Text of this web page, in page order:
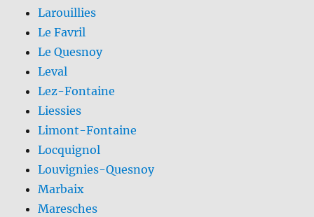
Larouillies
Le Favril
Le Quesnoy
Leval
Lez-Fontaine
Liessies
Limont-Fontaine
Locquignol
Louvignies-Quesnoy
Marbaix
Maresches